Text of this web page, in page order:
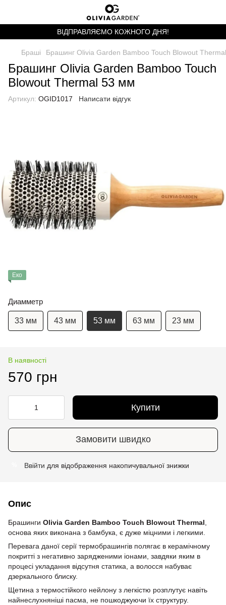
ВІДПРАВЛЯЄМО КОЖНОГО ДНЯ!
Браші Брашинг Olivia Garden Bamboo Touch Blowout
Брашинг Olivia Garden Bamboo Touch
Blowout Thermal 53 мм
Артикул: OGID1017 Написати відгук
Еко
Диамметр
33 мм 43 мм 53 мм 63 мм 23 мм
В наявності
570 грн
Купити
Замовити швидко
Ввійти для відображення накопичувальної знижки
Опис
Брашинги Olivia Garden Bamboo Touch Blowout Thermal
основа яких виконана з бамбука, є дуже міцними і легкими.
Перевага даної серії термобрашингів полягає в керамічному
покритті з негативно зарядженими іонами, завдяки яким в
процесі укладання відсутня статика, а волосся набуває
дзеркального блиску.
Щетина з термостійкого нейлону з легкістю розплутує навіть
найнеслухняніші пасма, не пошкоджуючи їх структуру.